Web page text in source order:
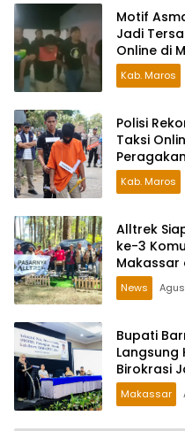
Motif
Jadi
Online di
Kab. Maros
Polisi
Taksi
Kab. Maros
Alltrek
ke-3
Makassar
News
Bupati
Langsung
Birokrasi
Makassar